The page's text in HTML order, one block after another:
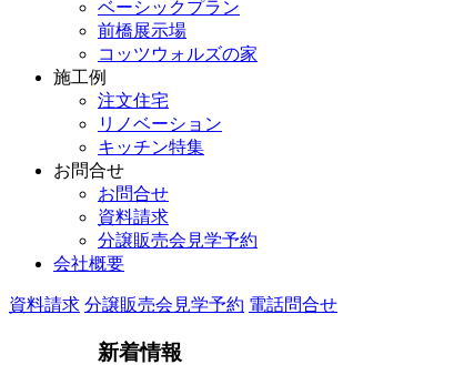
ベーシックプラン
前橋展示場
コッツウォルズの家
施工例
注文住宅
リノベーション
キッチン特集
お問合せ
お問合せ
資料請求
分譲販売会見学予約
会社概要
資料請求 分譲販売会見学予約 電話問合せ
新着情報